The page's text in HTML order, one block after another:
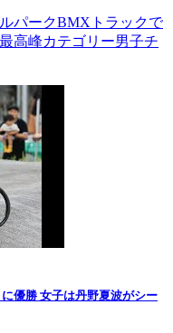
パークBMXトラックで
高峰カテゴリー男子チ
優勝 女子は丹野夏波がシー